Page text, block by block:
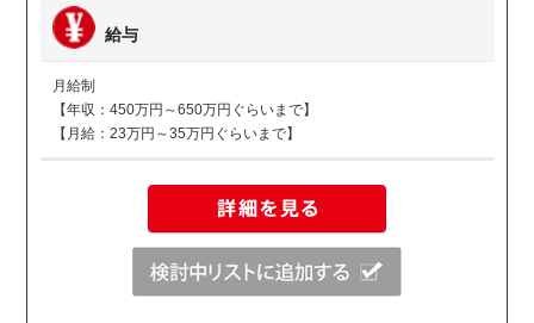
給与
月給制
【年収：450万円～650万円ぐらいまで】
【月給：23万円～35万円ぐらいまで】